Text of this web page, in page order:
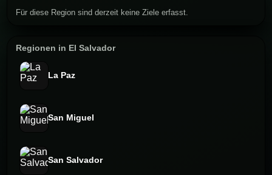
Für diese Region sind derzeit keine Ziele erfasst.
Regionen in El Salvador
La Paz
San Miguel
San Salvador